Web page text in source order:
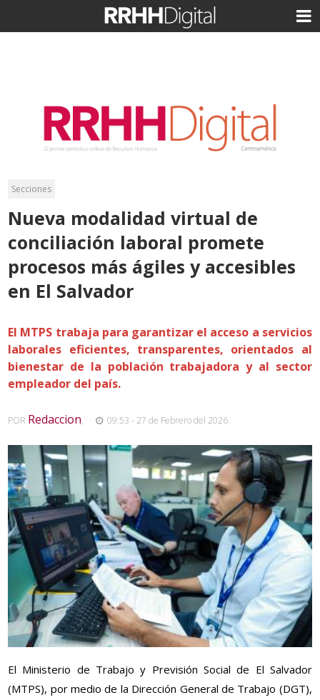
Secciones
Nueva modalidad virtual de
conciliación laboral promete
procesos más ágiles y accesibles
en El Salvador
El MTPS trabaja para garantizar el acceso a servicios
laborales eficientes, transparentes, orientados al
bienestar de la población trabajadora y al sector
empleador del país.
POR Redaccion, 09:53 - 27 de Febrero del 2026
El Ministerio de Trabajo y Previsión Social de El Salvador
(MTPS), por medio de la Dirección General de Trabajo (DGT),